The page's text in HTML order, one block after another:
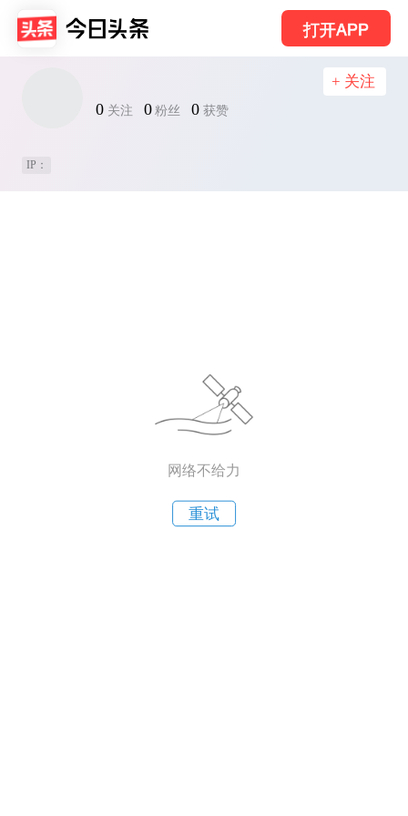
打开APP
0 关注 0 粉丝 0 获赞
+ 关注
IP：
网络不给力
重试